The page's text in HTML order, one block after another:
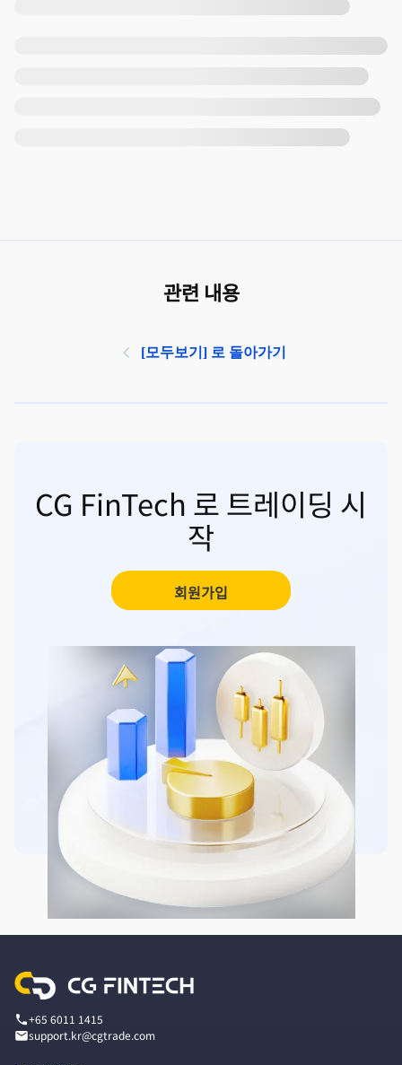
관련 내용
[모두보기] 로 돌아가기
CG FinTech 로 트레이딩 시
작
회원가입
+65 6011 1415
support.kr@cgtrade.com